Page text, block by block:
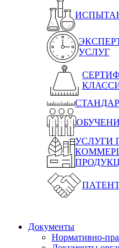
УСЛУГ
УСЛУГИ
Документы
Нормативно-